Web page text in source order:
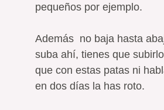
pequeños por ejemplo.
Además no baja hasta
suba ahí, tienes que
que con estas patas ni
en dos días la has roto.